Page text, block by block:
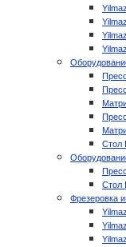
Стол
Стол
Фрезеровка